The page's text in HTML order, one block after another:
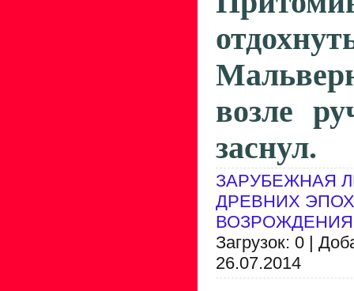
возле
заснул.
ЗАРУБЕЖНАЯ
ДРЕВНИХ
ВОЗРОЖДЕНИЯ
Загрузок: 0 |
26.07.2014